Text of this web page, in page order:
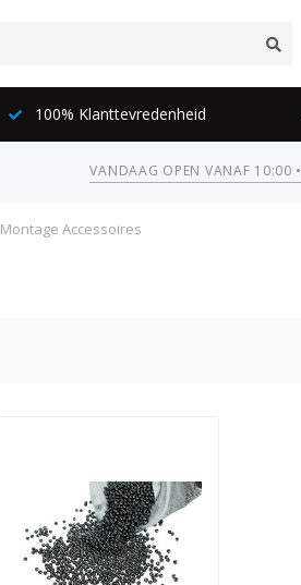
100% Klanttevredenheid
VANDAAG OPEN VANAF 10:00 •
Montage Accessoires